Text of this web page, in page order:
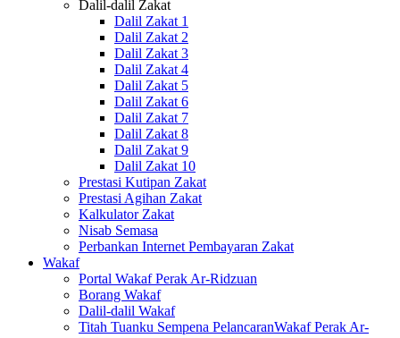
Dalil-dalil Zakat
Dalil Zakat 1
Dalil Zakat 2
Dalil Zakat 3
Dalil Zakat 4
Dalil Zakat 5
Dalil Zakat 6
Dalil Zakat 7
Dalil Zakat 8
Dalil Zakat 9
Dalil Zakat 10
Prestasi Kutipan Zakat
Prestasi Agihan Zakat
Kalkulator Zakat
Nisab Semasa
Perbankan Internet Pembayaran Zakat
Wakaf
Portal Wakaf Perak Ar-Ridzuan
Borang Wakaf
Dalil-dalil Wakaf
Titah Tuanku Sempena PelancaranWakaf Perak Ar-